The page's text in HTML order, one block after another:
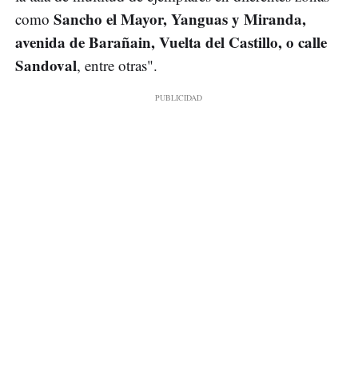
como Sancho el Mayor, Yanguas y Miranda,
avenida de Barañain, Vuelta del Castillo, o calle
Sandoval, entre otras".